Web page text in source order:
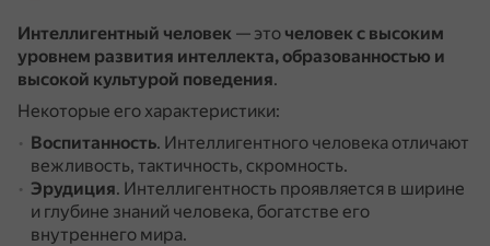
Интеллигентный человек — это человек с высоким
уровнем развития интеллекта, образованностью и
высокой культурой поведения.
Некоторые его характеристики:
Воспитанность. Интеллигентного человека отличают
вежливость, тактичность, скромность.
Эрудиция. Интеллигентность проявляется в ширине
и глубине знаний человека, богатстве его
внутреннего мира.